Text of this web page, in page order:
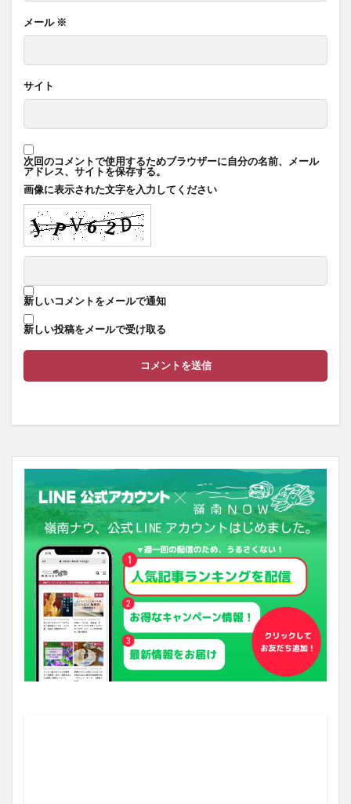
メール ※
サイト
次回のコメントで使用するためブラウザーに自分の名前、メール
アドレス、サイトを保存する。
画像に表示された文字を入力してください
新しいコメントをメールで通知
新しい投稿をメールで受け取る